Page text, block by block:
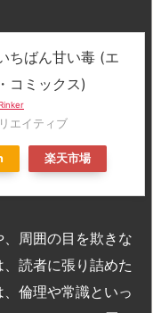
ちばん甘い毒 (エ
コミックス)
エイティブ
楽天市場
周囲の目を欺きな
読者に張り詰めた
倫理や常識といっ